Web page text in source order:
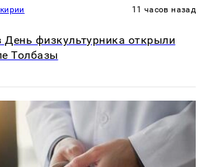
11 часов назад
физкультурника открыли
Толбазы